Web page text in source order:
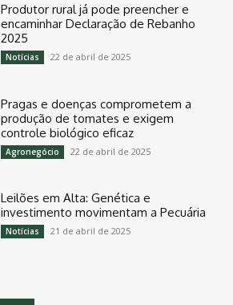
Produtor rural já pode preencher e
encaminhar Declaração de Rebanho
2025
Notícias 22 de abril de 2025
Pragas e doenças comprometem a
produção de tomates e exigem
controle biológico eficaz
Agronegócio 22 de abril de 2025
Leilões em Alta: Genética e
investimento movimentam a Pecuária
Notícias 21 de abril de 2025